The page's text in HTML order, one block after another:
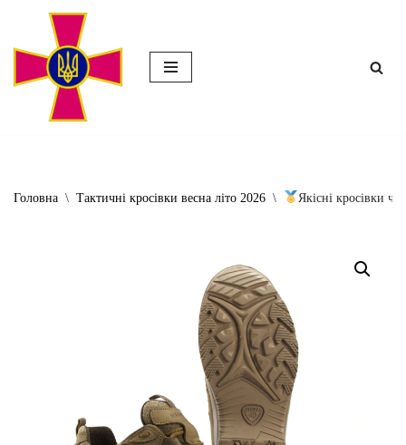
Перейти
Головна \ Тактичні кросівки весна літо 2026 \ Якісні кросівки